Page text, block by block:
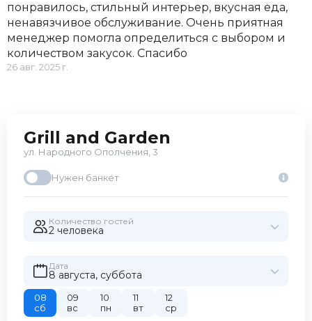
понравилось, стильный интерьер, вкусная еда,
ненавязчивое обслуживание. Очень приятная
менеджер помогла определиться с выбором и
количеством закусок. Спасибо
26 авг. 2025 г.
Grill and Garden
ул. Народного Ополчения, 3
Нужен банкет
Количество гостей
2 человекa
Дата
8 августа, суббота
08
сб
09
вс
10
пн
11
вт
12
ср